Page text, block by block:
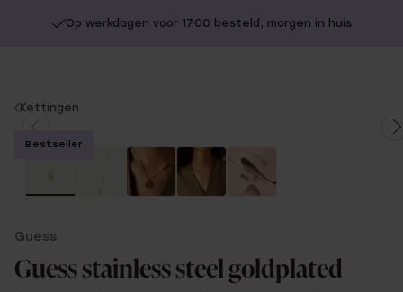
Op werkdagen voor 17.00 besteld, morgen in huis
You
here:
Kettingen
Bestseller
Guess
Guess stainless steel goldplated